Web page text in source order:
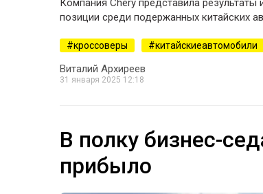
Компания Chery представила
позиции среди подержанных китайских
кроссоверы китайскиеавтомобили
Виталий Архиреев
31 января 2025 12:18
В полку бизнес-
прибыло